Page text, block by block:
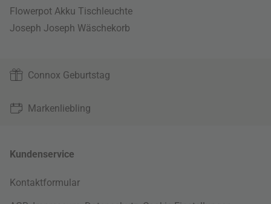
Flowerpot Akku Tischleuchte
Joseph Joseph Wäschekorb
Connox Geburtstag
Markenliebling
Kundenservice
Kontaktformular